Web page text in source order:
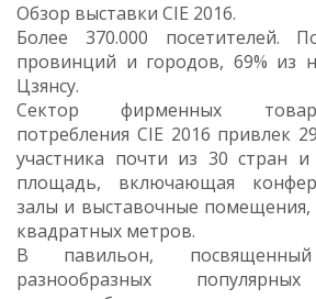
Обзор выставки CIE 2016.
Более 370.000 посетителей.
провинций и городов, 69% из
Цзянсу.
Сектор фирменных
потребления CIE 2016 привлек
участника почти из 30 стран
площадь, включающая
залы и выставочные помещения,
квадратных метров.
В павильон, посвященный
разнообразных